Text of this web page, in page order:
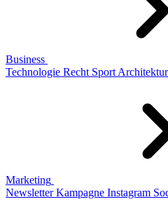
Business
Technologie Recht Sport Architektur
Marketing
Newsletter Kampagne Instagram